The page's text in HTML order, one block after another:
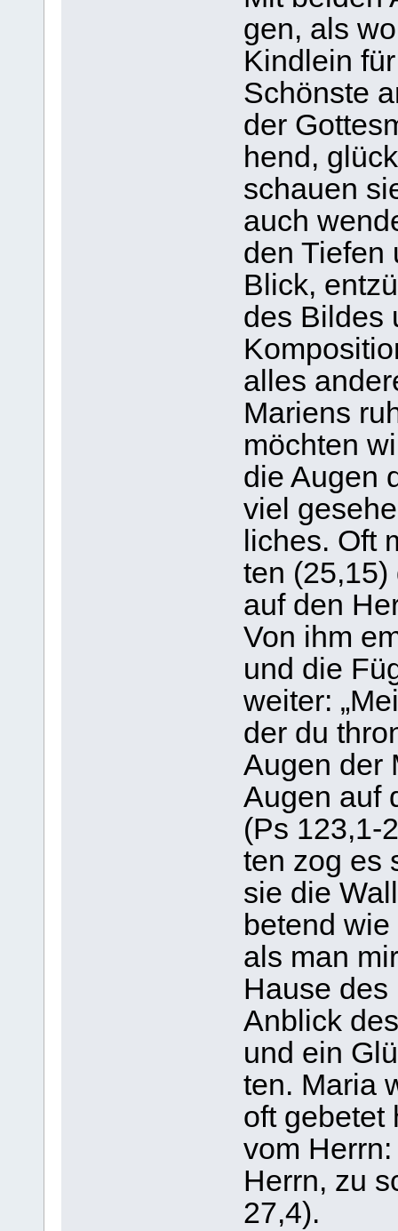
gen, als
Kind­lein
Schönste
der
hend,
schauen
auch
den Tie­fen
Blick,
des Bil­des
alles
Mari­ens
möch­ten
die Augen
viel
li­ches. Oft
ten (25,15)
auf den
Von ihm
und die
wei­ter:
der du
Augen der
Augen auf
(Ps 123,1-
ten zog es
sie die
betend
als man
Hause des
Anblick
und ein
ten. Maria
oft gebe­tet
vom
Herrn, zu
27,4).